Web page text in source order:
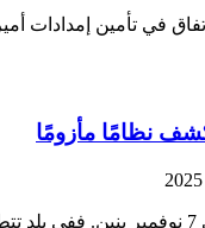
في تأمين إمدادات
نظامًا مأزومًا
بلا شك، الخاسر الأكبر في